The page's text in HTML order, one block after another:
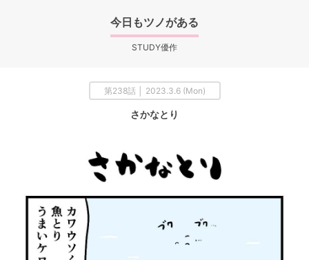
今日もツノがある
STUDY優作
第238話 │ 2023.3.6 (Mon)
さかなとり